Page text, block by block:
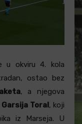
u okviru 4. kola
ostao bez
, a njegova
Toral , koji
iz Marseja. U